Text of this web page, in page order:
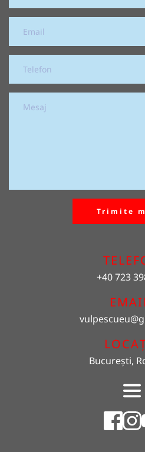
Trimite
+40 723
vulpescueu
București,